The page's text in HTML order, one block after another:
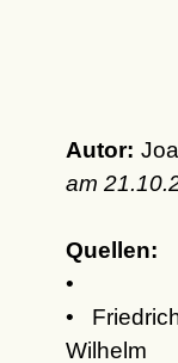
Autor:
am
Quellen:
•
•
Wilhelm